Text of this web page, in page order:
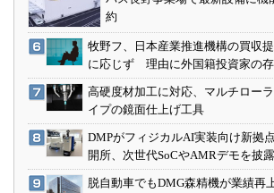
約
牧野フ、日本産業推進機構の買収
に応じず 理由に外国籍投資家の
高硬度材加工に対応、マルチロー
イプの鏡面仕上げ工具
DMPがフィジカルAI実装向け新拠
開所、次世代SoCやAMRデモを披露
脱自動車でもDMG森精機が業績再